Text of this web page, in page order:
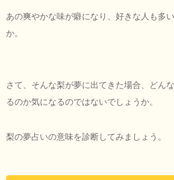
あの爽やかな味が癖になり、好きな人も多
か。
さて、そんな梨が夢に出てきた場合、どん
るのか気になるのではないでしょうか。
梨の夢占いの意味を診断してみましょう。